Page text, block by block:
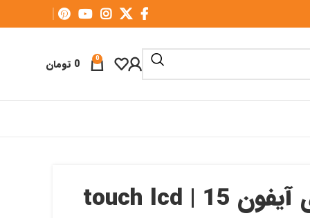
0
0 تومان
تاچ ال سی دی آیفون 15 | touch lcd